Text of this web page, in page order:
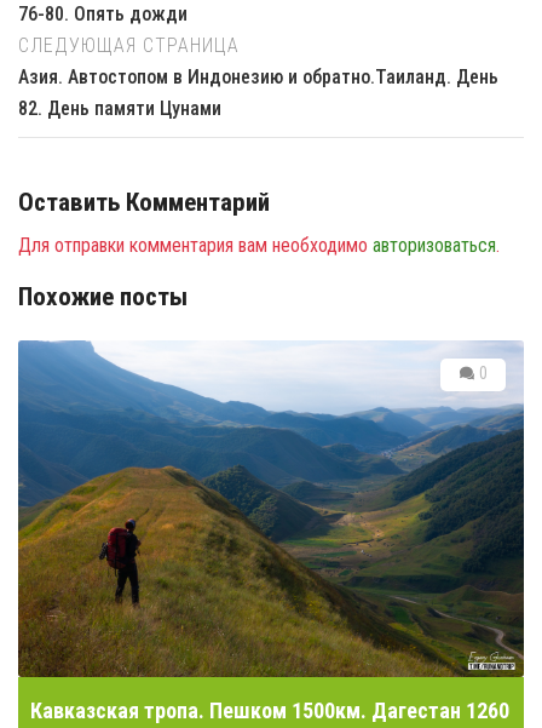
76-80. Опять дожди
СЛЕДУЮЩАЯ СТРАНИЦА
Азия. Автостопом в Индонезию и обратно.Таиланд. День
82. День памяти Цунами
Оставить Комментарий
Для отправки комментария вам необходимо авторизоваться.
Похожие посты
0
Кавказская тропа. Пешком 1500км. Дагестан 1260